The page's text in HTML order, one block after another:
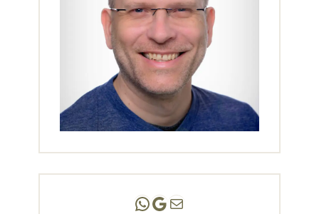
Andreas Scholz | (HPP)
Praxis Adlershof
E-Mail an mich ...